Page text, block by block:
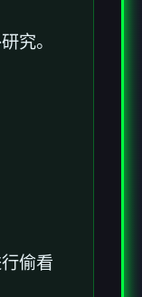
究。
偷看